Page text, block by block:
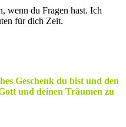
wenn du Fragen hast. Ich
für dich Zeit.
Geschenk du bist und den
und deinen Träumen zu